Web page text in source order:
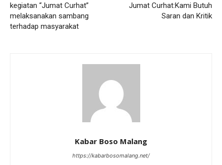
kegiatan “Jumat Curhat”
melaksanakan sambang
terhadap masyarakat
Jumat Curhat:Kami Butuh
Saran dan Kritik
Kabar Boso Malang
https://kabarbosomalang.net/